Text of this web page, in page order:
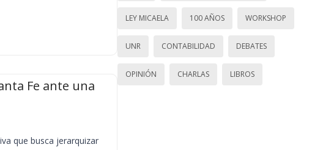
Fe ante una
que busca jerarquizar
LEY MICAELA 100 AÑOS WORKSHOP
UNR CONTABILIDAD DEBATES
OPINIÓN CHARLAS LIBROS